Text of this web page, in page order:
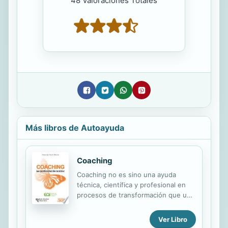
Más libros de Autoayuda
Coaching
Coaching no es sino una ayuda
técnica, científica y profesional en
procesos de transformación que una
tengan un propósito personal o
profesional. El autor, coach con más
Ver Libro